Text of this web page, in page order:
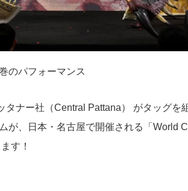
のパフォーマンス
ナー社（Central Pattana） がタッグを
が、日本・名古屋で開催される「World
す！